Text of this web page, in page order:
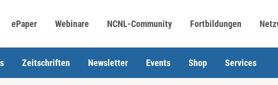
ePaper Webinare NCNL-Community Fortbildungen
Zeitschriften Newsletter Events Shop Services